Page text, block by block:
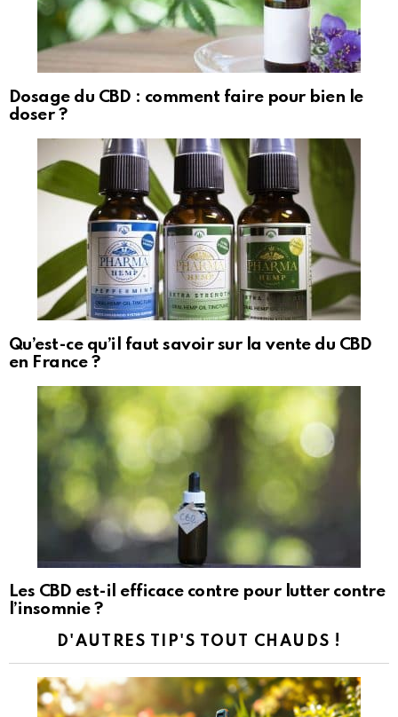
Dosage du CBD : comment faire pour bien le
doser ?
Qu’est-ce qu’il faut savoir sur la vente du CBD
en France ?
Les CBD est-il efficace contre pour lutter contre
l’insomnie ?
D'AUTRES TIP'S TOUT CHAUDS !